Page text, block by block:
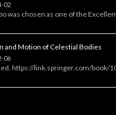
02
was chosen as one of the
and Motion of Celestial Bodies
06
https://link.springer.com/book/